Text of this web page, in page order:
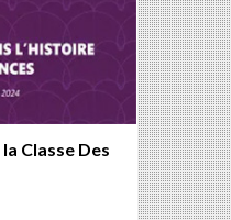
Classe Des